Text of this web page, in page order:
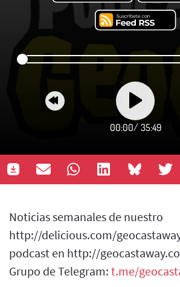
00:00/ 35:49
Noticias semanales de nuestro
http://delicious.com/
podcast en http://
Grupo de Telegram: t.me/